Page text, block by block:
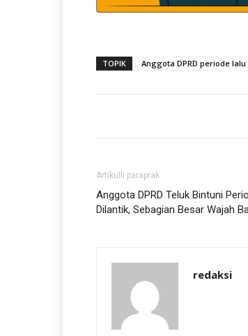
TOPIK Anggota DPRD periode lalu
Artikulli paraprak
Anggota DPRD Teluk Bintuni
Dilantik, Sebagian Besar Wajah
redaksi